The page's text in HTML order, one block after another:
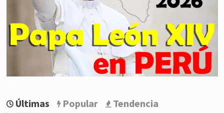
Últimas Popular Tendencia